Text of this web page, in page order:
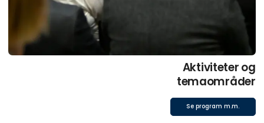
Aktiviteter og
temaområder
Se program m.m.